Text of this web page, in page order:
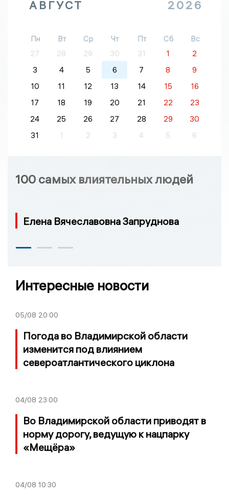
АВГУСТ 2026
Пн Вт Ср Чт Пт Сб
Вс
27
28 29 30 31 1
2
3
4 5 6 7 8
9
10
11 12 13 14 15
16
17
18 19 20 21 22
23
24
25 26 27 28 29
30
31
1 2 3 4 5 6
100 самых влиятельных людей
Елена Вячеславовна Запруднова
Интересные новости
05/08 20:00
Погода во Владимирской области
изменится под влиянием
североатлантического циклона
04/08 23:00
Во Владимирской области приводят в
норму дорогу, ведущую к нацпарку
«Мещёра»
04/08 10:30